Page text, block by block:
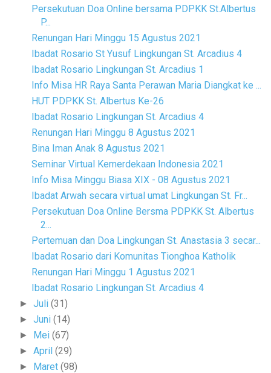
Persekutuan Doa Online bersama PDPKK St.Albertus
P...
Renungan Hari Minggu 15 Agustus 2021
Ibadat Rosario St Yusuf Lingkungan St. Arcadius 4
Ibadat Rosario Lingkungan St. Arcadius 1
Info Misa HR Raya Santa Perawan Maria Diangkat ke ...
HUT PDPKK St. Albertus Ke-26
Ibadat Rosario Lingkungan St. Arcadius 4
Renungan Hari Minggu 8 Agustus 2021
Bina Iman Anak 8 Agustus 2021
Seminar Virtual Kemerdekaan Indonesia 2021
Info Misa Minggu Biasa XIX - 08 Agustus 2021
Ibadat Arwah secara virtual umat Lingkungan St. Fr...
Persekutuan Doa Online Bersma PDPKK St. Albertus
2...
Pertemuan dan Doa Lingkungan St. Anastasia 3 secar...
Ibadat Rosario dari Komunitas Tionghoa Katholik
Renungan Hari Minggu 1 Agustus 2021
Ibadat Rosario Lingkungan St. Arcadius 4
►Juli(31)
►Juni(14)
► Mei(67)
►April(29)
► Maret(98)